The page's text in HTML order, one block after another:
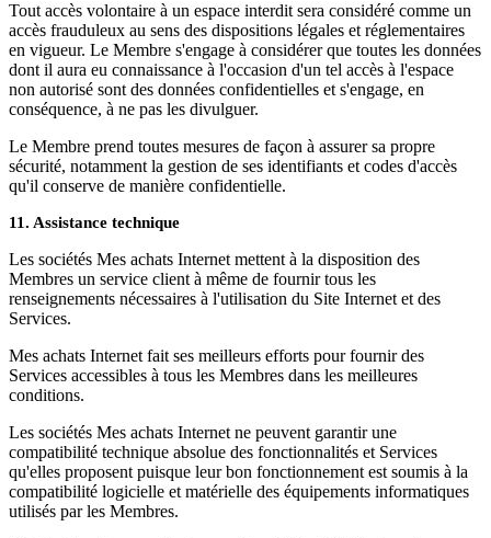
Tout accès volontaire à un espace interdit sera considéré comme un
accès frauduleux au sens des dispositions légales et réglementaires
en vigueur. Le Membre s'engage à considérer que toutes les données
dont il aura eu connaissance à l'occasion d'un tel accès à l'espace
non autorisé sont des données confidentielles et s'engage, en
conséquence, à ne pas les divulguer.
Le Membre prend toutes mesures de façon à assurer sa propre
sécurité, notamment la gestion de ses identifiants et codes d'accès
qu'il conserve de manière confidentielle.
11. Assistance technique
Les sociétés Mes achats Internet mettent à la disposition des
Membres un service client à même de fournir tous les
renseignements nécessaires à l'utilisation du Site Internet et des
Services.
Mes achats Internet fait ses meilleurs efforts pour fournir des
Services accessibles à tous les Membres dans les meilleures
conditions.
Les sociétés Mes achats Internet ne peuvent garantir une
compatibilité technique absolue des fonctionnalités et Services
qu'elles proposent puisque leur bon fonctionnement est soumis à la
compatibilité logicielle et matérielle des équipements informatiques
utilisés par les Membres.